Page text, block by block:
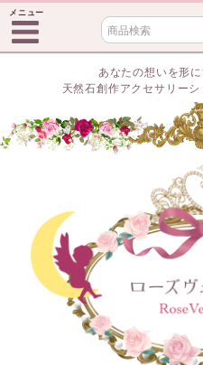
メニュー
あなたの想いを形
天然石創作アクセサリー